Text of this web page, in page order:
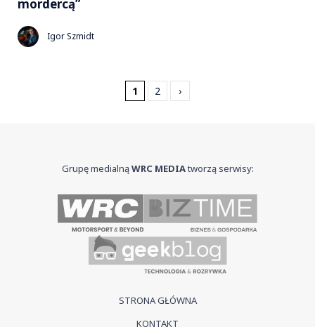
mordercą”
Igor Szmidt
1 2 ›
Grupę medialnąWRC MEDIAtworzą serwisy:
STRONA GŁÓWNA
KONTAKT